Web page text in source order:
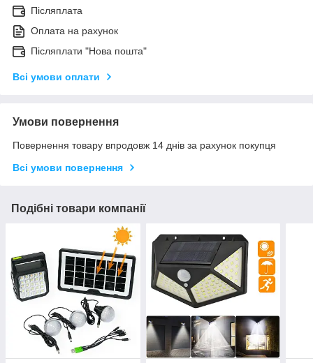
Післяплата
Оплата на рахунок
Післяплати "Нова пошта"
Всі умови оплати
Умови повернення
Повернення товару впродовж 14 днів за рахунок покупця
Всі умови повернення
Подібні товари компанії